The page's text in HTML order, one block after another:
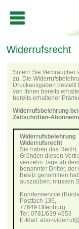
Widerrufsrecht
Sofern Sie Verbraucher
zu. Die
Druckausgaben
von Ihnen bereits
bereits erhaltener
Widerrufsbelehrung
Zeitschriften-
Widerrufsbelehrung
Widerrufsrecht
Sie haben das
Gründen diesen
vierzehn Tage ab
benannter Dritter,
Besitz genommen
auszuüben, müssen
Kundenservice
Postfach 136,
77649 Offenburg,
Tel: 0781/639 4653
E-Mail: abo-